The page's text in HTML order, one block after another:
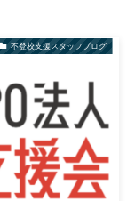
不登校支援スタッフブログ